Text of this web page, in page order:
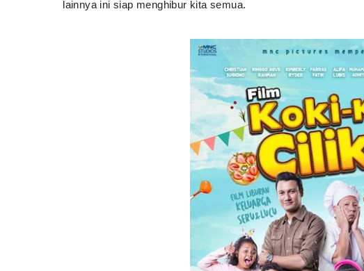
lainnya ini siap menghibur kita semua.